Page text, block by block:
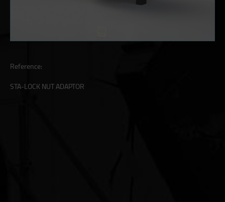
Reference:
STA-LOCK NUT ADAPTOR